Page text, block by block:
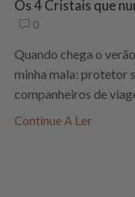
Os 4 Cristais que
0
Quando chega o
minha mala: protetor
companheiros de
Continue A Ler